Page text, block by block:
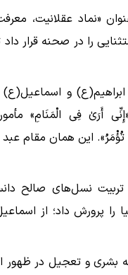
«نماد عقلانیت،
را در صحنه قرار
و اسماعیل(ع)
أَرَیٰ فِی الْمَنَامِ»
این همان مقام
تربیت نسل‌های صالح
را پرورش داد؛ از
بشری و تعجیل در ظهور